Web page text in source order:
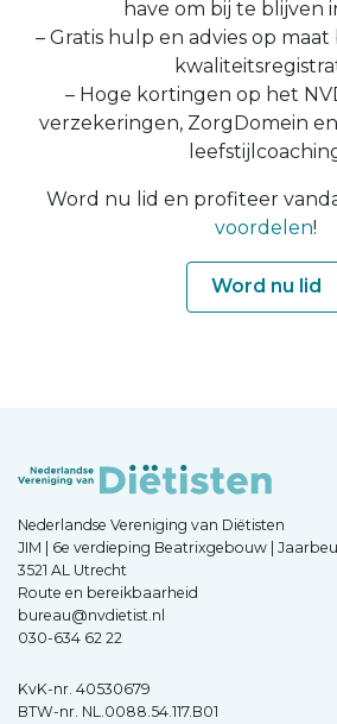
have om bij te blijven
– Gratis hulp en advies op
– Hoge kortingen op het
verzekeringen, ZorgDomein
Word nu lid en profiteer
voordelen!
Word nu lid
Nederlandse Vereniging van Diëtisten
JIM | 6e verdieping Beatrixgebouw |
3521 AL Utrecht
Route en bereikbaarheid
bureau@nvdietist.nl
030-634 62 22
KvK-nr. 40530679
BTW-nr. NL.0088.54.117.B01